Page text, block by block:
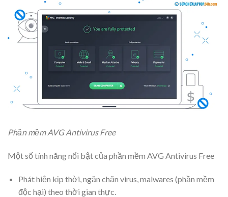
Phần mềm AVG Antivirus Free
Một số tính năng nổi bật của phần mềm AVG Antivirus Free
Phát hiện kịp thời, ngăn chặn virus, malwares (phần mềm
độc hại) theo thời gian thực.